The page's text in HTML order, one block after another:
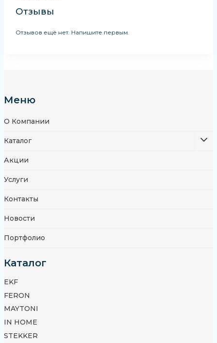
Отзывы
Отзывов ещё нет. Напишите первым.
Меню
О Компании
Каталог
Акции
Услуги
Контакты
Новости
Портфолио
Каталог
EKF
FERON
MAYTONI
IN HOME
STEKKER